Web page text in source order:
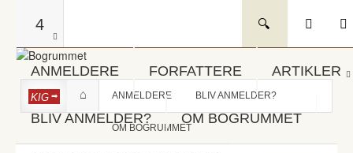
4
ANMELDERE FORFATTERE ARTIKLER
BLIV ANMELDER? OM BOGRUMMET
KIG ANMELDERE BLIV ANMELDER?
OM BOGRUMMET